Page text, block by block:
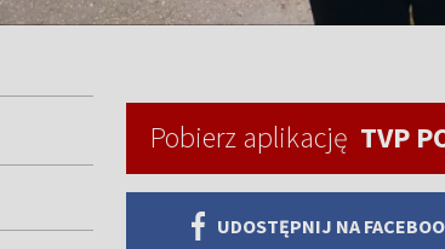
Pobierz aplikację TVP
UDOSTĘPNIJ NA